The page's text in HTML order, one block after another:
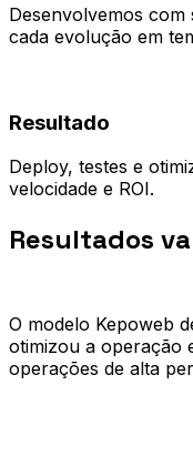
Desenvolvemos com
cada evolução em
Resultado
Deploy, testes e
velocidade e ROI.
Resultados
O modelo Kepoweb
otimizou a operação
operações de alta